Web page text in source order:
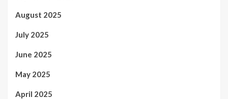
August 2025
July 2025
June 2025
May 2025
April 2025